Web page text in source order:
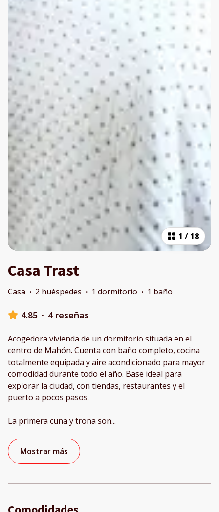
1 / 18
Casa Trast
Casa · 2 huéspedes · 1 dormitorio · 1 baño
4.85 · 4 reseñas
Acogedora vivienda de un dormitorio situada en el
centro de Mahón. Cuenta con baño completo, cocina
totalmente equipada y aire acondicionado para mayor
comodidad durante todo el año. Base ideal para
explorar la ciudad, con tiendas, restaurantes y el
puerto a pocos pasos.
La primera cuna y trona son...
Mostrar más